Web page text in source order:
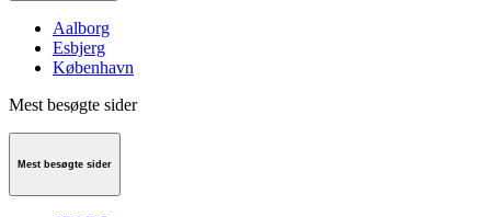
Aalborg
Esbjerg
København
Mest besøgte sider
Mest besøgte sider